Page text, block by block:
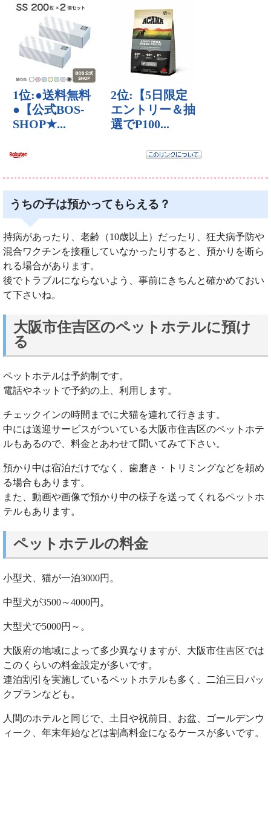
うちの子は預かってもらえる？
持病があったり、老齢（10歳以上）だったり、狂犬病予防や
混合ワクチンを接種していなかったりすると、預かりを断ら
れる場合があります。
後でトラブルにならないよう、事前にきちんと確かめておい
て下さいね。
大阪市住吉区のペットホテルに預け
る
ペットホテルは予約制です。
電話やネットで予約の上、利用します。
チェックインの時間までに犬猫を連れて行きます。
中には送迎サービスがついている大阪市住吉区のペットホテ
ルもあるので、料金とあわせて聞いてみて下さい。
預かり中は宿泊だけでなく、歯磨き・トリミングなどを頼め
る場合もあります。
また、動画や画像で預かり中の様子を送ってくれるペットホ
テルもあります。
ペットホテルの料金
小型犬、猫が一泊3000円。
中型犬が3500～4000円。
大型犬で5000円～。
大阪府の地域によって多少異なりますが、大阪市住吉区では
このくらいの料金設定が多いです。
連泊割引を実施しているペットホテルも多く、二泊三日パッ
クプランなども。
人間のホテルと同じで、土日や祝前日、お盆、ゴールデンウ
ィーク、年末年始などは割高料金になるケースが多いです。